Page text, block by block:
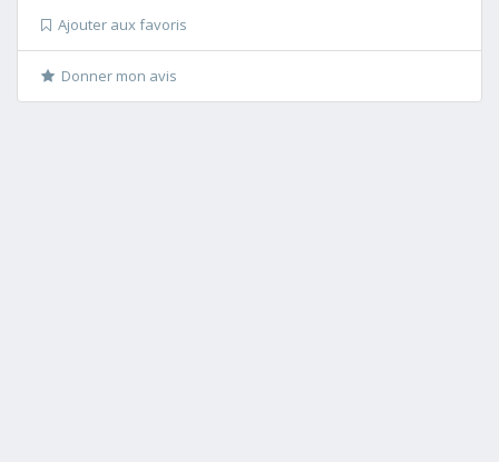
Ajouter aux favoris
Donner mon avis